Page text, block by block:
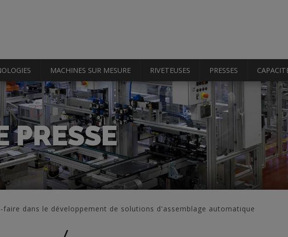
MACHINES SUR MESURE RIVETEUSES PRESSES
PRESSE
faire dans le développement de solutions d'assemblage automatique